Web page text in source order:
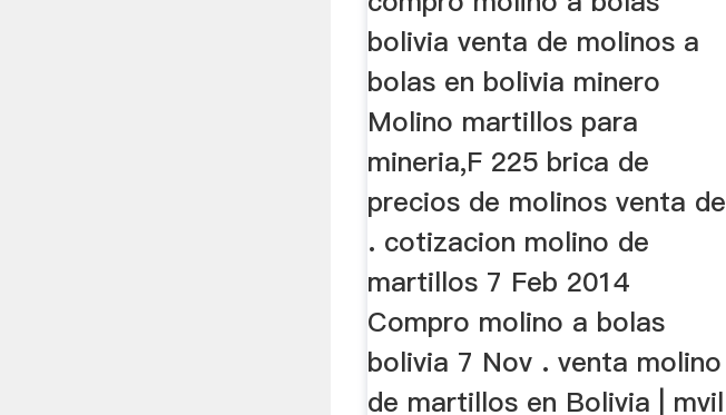
bolivia venta de molinos a
bolas en bolivia minero
Molino martillos para
mineria,F 225 brica de
precios de molinos venta de
. cotizacion molino de
martillos 7 Feb 2014
Compro molino a bolas
bolivia 7 Nov . venta molino
de martillos en Bolivia | mvil